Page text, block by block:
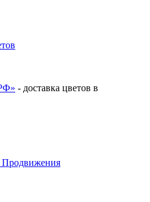
- доставка цветов в
Продвижения